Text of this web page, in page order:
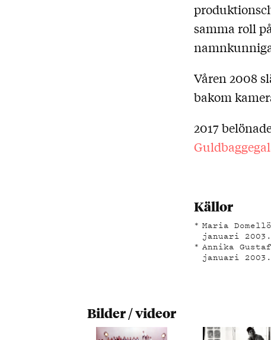
samma roll
Våren 2008
bakom
2017
Källor
Maria
januari 2003.
Annika
januari 2003.
Bilder / videor